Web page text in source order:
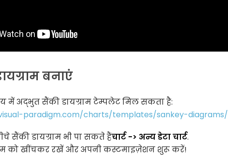
बनाएं
में अद्भुत सैंकी डायग्राम टेम्पलेट मिल सकता है:
paradigm.com/charts/templates/sankey-diagrams/
सैंकी डायग्राम भी पा सकते हैंचार्ट -> अन्य डेटा चार्ट.
को खींचकर रखें और अपनी कस्टमाइज़ेशन शुरू करें!